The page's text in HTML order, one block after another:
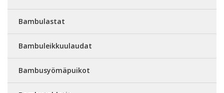
Bambulastat
Bambuleikkuulaudat
Bambusyömäpuikot